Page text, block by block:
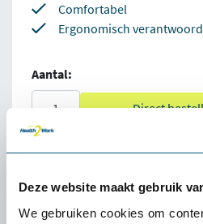
Deze website maakt gebruik
We gebruiken cookies om
Comfortabel
Ergonomisch verantwoord
Aantal:
Direct